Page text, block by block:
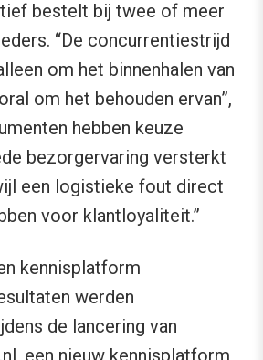
bestelt bij twee of meer
“De concurrentiestrijd
om het binnenhalen van
om het behouden ervan”,
hebben keuze
bezorgervaring versterkt
een logistieke fout direct
voor klantloyaliteit.”
kennisplatform
werden
de lancering van
een nieuw kennisplatform